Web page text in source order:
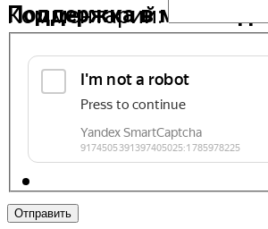
Поддержка в
Комментарий:
Отправить